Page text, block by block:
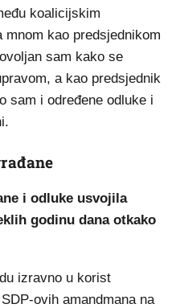
koalicijskim
kao predsjednikom
sam kako se
a kao predsjednik
sam i određene odluke i
i odluke usvojila
godinu dana otkako
izravno u korist
ovih amandmana na